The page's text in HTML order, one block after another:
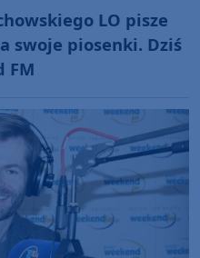
LO pisze
swoje piosenki. Dziś
FM